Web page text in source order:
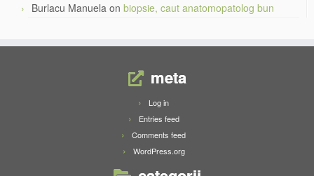
Burlacu Manuela on biopsie, caut anatomopatolog bun
meta
Log in
Entries feed
Comments feed
WordPress.org